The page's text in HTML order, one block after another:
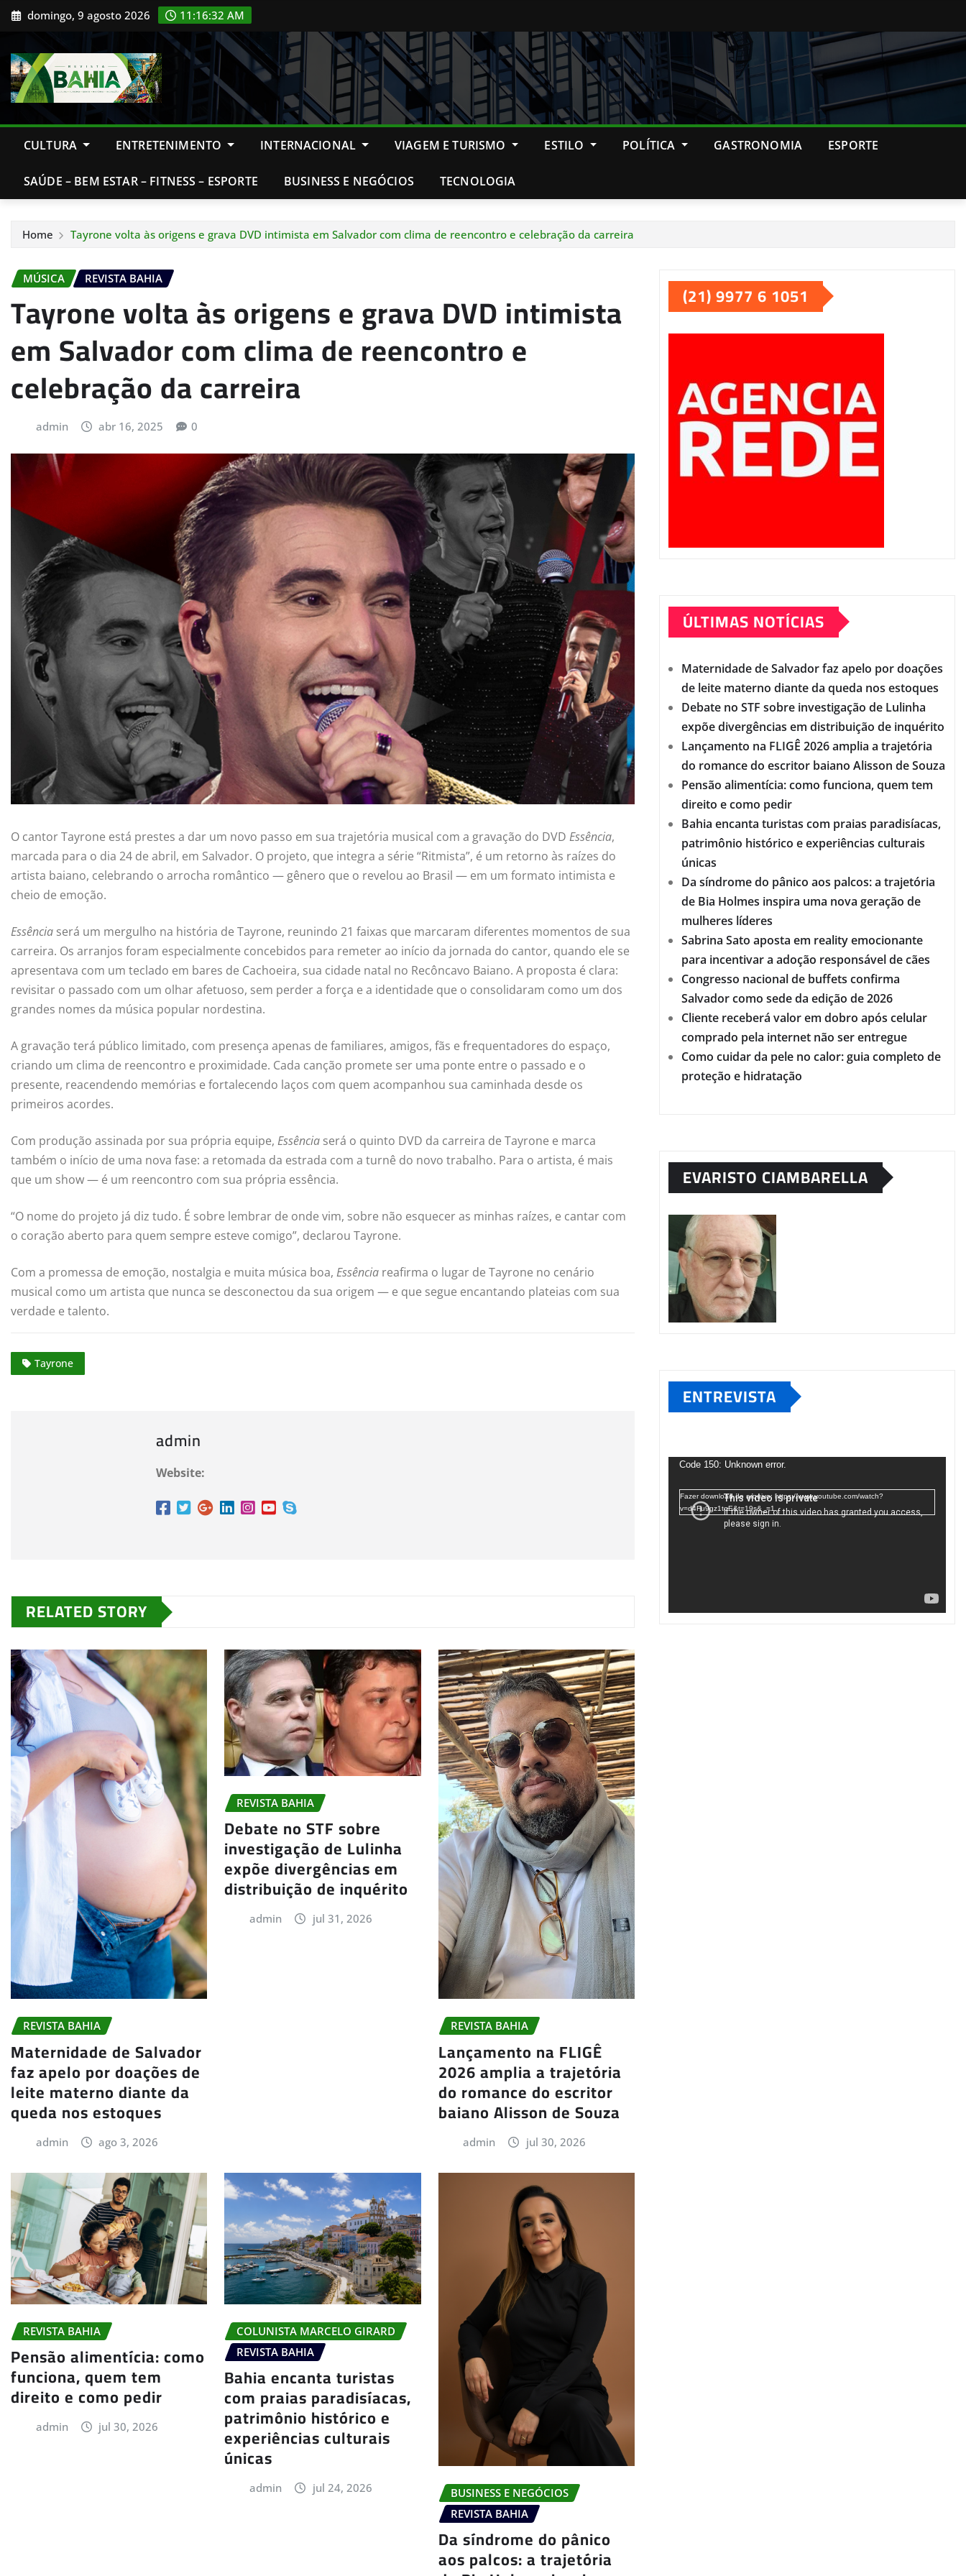
Skip domingo, 9 agosto 2026 11:16:34 AM
CULTURA ENTRETENIMENTO INTERNACIONAL VIAGEM E TURISMO ESTILO POLÍTICA GASTRONOMIA ESPORTE
SAÚDE – BEM ESTAR – FITNESS – ESPORTE BUSINESS E NEGÓCIOS TECNOLOGIA
Home Tayrone volta às origens e grava DVD intimista em Salvador com clima de reencontro e celebração da carreira
MÚSICA REVISTA BAHIA
Tayrone volta às origens e grava DVD intimista
em Salvador com clima de reencontro e
celebração da carreira
admin abr 16, 2025 0
O cantor Tayrone está prestes a dar um novo passo em sua trajetória musical com a gravação do DVD Essência,
marcada para o dia 24 de abril, em Salvador. O projeto, que integra a série “Ritmista”, é um retorno às raízes do
artista baiano, celebrando o arrocha romântico — gênero que o revelou ao Brasil — em um formato intimista e
cheio de emoção.
Essência será um mergulho na história de Tayrone, reunindo 21 faixas que marcaram diferentes momentos de sua
carreira. Os arranjos foram especialmente concebidos para remeter ao início da jornada do cantor, quando ele se
apresentava com um teclado em bares de Cachoeira, sua cidade natal no Recôncavo Baiano. A proposta é clara:
revisitar o passado com um olhar afetuoso, sem perder a força e a identidade que o consolidaram como um dos
grandes nomes da música popular nordestina.
A gravação terá público limitado, com presença apenas de familiares, amigos, fãs e frequentadores do espaço,
criando um clima de reencontro e proximidade. Cada canção promete ser uma ponte entre o passado e o
presente, reacendendo memórias e fortalecendo laços com quem acompanhou sua caminhada desde os
primeiros acordes.
Com produção assinada por sua própria equipe, Essência será o quinto DVD da carreira de Tayrone e marca
também o início de uma nova fase: a retomada da estrada com a turnê do novo trabalho. Para o artista, é mais
que um show — é um reencontro com sua própria essência.
“O nome do projeto já diz tudo. É sobre lembrar de onde vim, sobre não esquecer as minhas raízes, e cantar com
o coração aberto para quem sempre esteve comigo”, declarou Tayrone.
Com a promessa de emoção, nostalgia e muita música boa, Essência reafirma o lugar de Tayrone no cenário
musical como um artista que nunca se desconectou da sua origem — e que segue encantando plateias com sua
verdade e talento.
Tayrone
admin
Website:
RELATED STORY
REVISTA BAHIA
Maternidade de Salvador
faz apelo por doações de
leite materno diante da
queda nos estoques
admin ago 3, 2026
REVISTA BAHIA
Debate no STF sobre
investigação de Lulinha
expõe divergências em
distribuição de inquérito
admin jul 31, 2026
REVISTA BAHIA
Lançamento na FLIGÊ
2026 amplia a trajetória
do romance do escritor
baiano Alisson de Souza
admin jul 30, 2026
REVISTA BAHIA
Pensão alimentícia: como
funciona, quem tem
direito e como pedir
admin jul 30, 2026
COLUNISTA MARCELO GIRARD
REVISTA BAHIA
Bahia encanta turistas
com praias paradisíacas,
patrimônio histórico e
experiências culturais
únicas
admin jul 24, 2026
BUSINESS E NEGÓCIOS
REVISTA BAHIA
Da síndrome do pânico
aos palcos: a trajetória
(21) 9977 6 1051
ÚLTIMAS NOTÍCIAS
Maternidade de Salvador faz apelo por doações
de leite materno diante da queda nos estoques
Debate no STF sobre investigação de Lulinha
expõe divergências em distribuição de inquérito
Lançamento na FLIGÊ 2026 amplia a trajetória
do romance do escritor baiano Alisson de Souza
Pensão alimentícia: como funciona, quem tem
direito e como pedir
Bahia encanta turistas com praias paradisíacas,
patrimônio histórico e experiências culturais
únicas
Da síndrome do pânico aos palcos: a trajetória
de Bia Holmes inspira uma nova geração de
mulheres líderes
Sabrina Sato aposta em reality emocionante
para incentivar a adoção responsável de cães
Congresso nacional de buffets confirma
Salvador como sede da edição de 2026
Cliente receberá valor em dobro após celular
comprado pela internet não ser entregue
Como cuidar da pele no calor: guia completo de
proteção e hidratação
EVARISTO CIAMBARELLA
ENTREVISTA
deCode 150: Unknown error.
Fazer download do arquivo: https://www.youtube.com/watch?
v=d4Fu9gz1tqE&t=19s&_=1